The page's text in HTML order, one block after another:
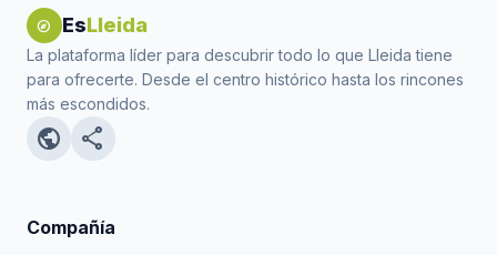
explore EsLleida
La plataforma líder para descubrir todo lo que Lleida tiene
para ofrecerte. Desde el centro histórico hasta los rincones
más escondidos.
public share
Compañía